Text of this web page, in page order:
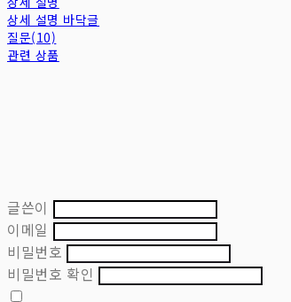
상세 설명 바닥글
질문(10)
관련 상품
글쓴이
이메일
비밀번호
비밀번호 확인